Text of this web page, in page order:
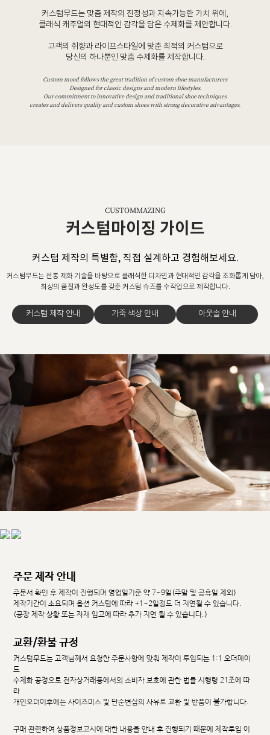
커스텀무드는 맞춤 제작의 진정성과 지속가능한 가치 위에,
클래식 캐주얼의 현대적인 감각을 담은 수제화를 제안합니다.
고객의 취향과 라이프스타일에 맞춘 최적의 커스텀으로
당신의 하나뿐인 맞춤 수제화를 제작합니다.
Custom mood follows the great tradition of custom shoe manufacturers
Designed for classic designs and modern lifestyles.
Our commitment to innovative design and traditional shoe techniques
creates and delivers quality and custom shoes with strong decorative advantages.
CUSTOMMAZING
커스텀마이징 가이드
커스텀 제작의 특별함, 직접 설계하고 경험해보세요.
커스텀무드는 전통 제화 기술을 바탕으로 클래식한 디자인과 현대적인 감각을 조화롭게 담아,
최상의 품질과 완성도를 갖춘 커스텀 슈즈를 수작업으로 제작합니다.
커스텀 제작 안내 가죽 색상 안내 아웃솔 안내
주문 제작 안내
주문서 확인 후 제작이 진행되며 영업일기준 약 7~9일(주말 및 공휴일 제외)
제작기간이 소요되며 옵션 커스텀에 따라 +1~2일정도 더 지연될 수 있습니다.
(공장 제작 상황 또는 자재 입고에 따라 추가 지연 될 수 있습니다.)
교환/환불 규정
커스텀무드는 고객님께서 요청한 주문사항에 맞춰 제작이 투입되는 1:1 오더메이
드
수제화 공정으로 전자상거래등에서의 소비자 보호에 관한 법률 시행령 21조에 따
라
개인오더이후에는 사이즈미스 및 단순변심의 사유로 교환 및 반품이 불가합니다.
구매 관련하여 상품정보고시에 대한 내용을 안내 후 진행되기 때문에 제작투입 이